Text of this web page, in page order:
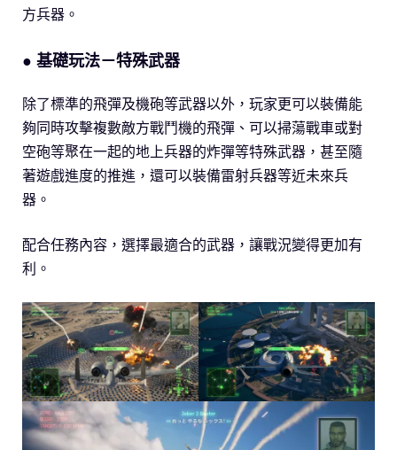
方兵器。
● 基礎玩法－特殊武器
除了標準的飛彈及機砲等武器以外，玩家更可以裝備能
夠同時攻擊複數敵方戰鬥機的飛彈、可以掃蕩戰車或對
空砲等聚在一起的地上兵器的炸彈等特殊武器，甚至隨
著遊戲進度的推進，還可以裝備雷射兵器等近未來兵
器。
配合任務內容，選擇最適合的武器，讓戰況變得更加有
利。